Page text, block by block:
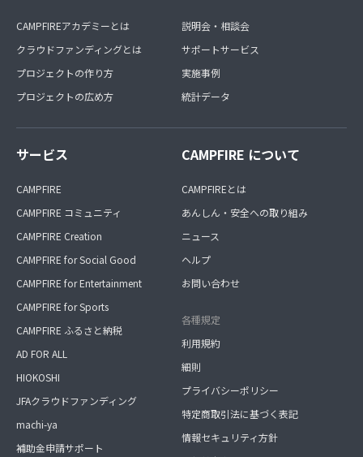
CAMPFIREアカデミーとは
クラウドファンディングとは
プロジェクトの作り方
プロジェクトの広め方
説明会・相談会
サポートサービス
実施事例
統計データ
サービス
CAMPFIRE
CAMPFIRE コミュニティ
CAMPFIRE Creation
CAMPFIRE for Social Good
CAMPFIRE for Entertainment
CAMPFIRE for Sports
CAMPFIRE ふるさと納税
AD FOR ALL
HIOKOSHI
JFAクラウドファンディング
machi-ya
補助金申請サポート
CAMPFIRE について
CAMPFIREとは
あんしん・安全への取り組み
ニュース
ヘルプ
お問い合わせ
各種規定
利用規約
細則
プライバシーポリシー
特定商取引法に基づく表記
情報セキュリティ方針